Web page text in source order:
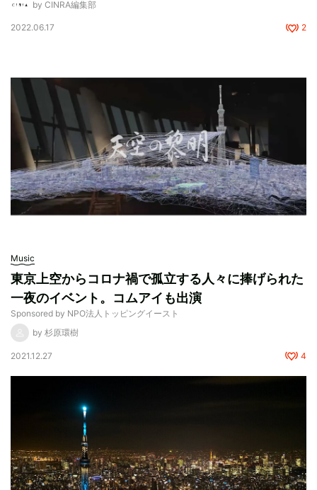
by CINRA編集部
2022.06.17 2
Music
東京上空からコロナ禍で孤立する人々に捧げられた
一夜のイベント。コムアイも出演
Sponsored by NPO法人トッピングイースト
by 杉原環樹
2021.12.27 4